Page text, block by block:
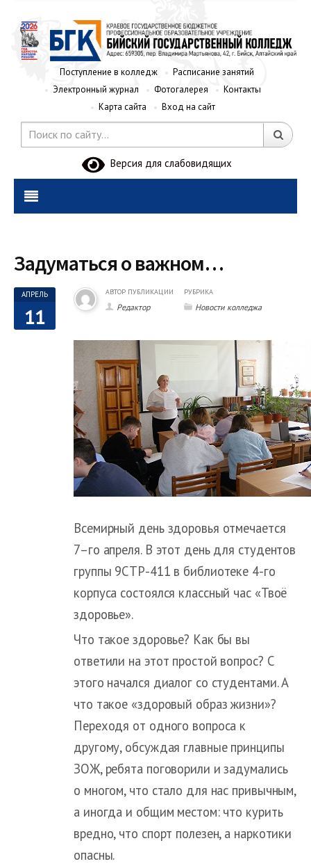
Поступление в колледж
Расписание занятий
Электронный журнал
Фотогалерея
Контакты
Карта сайта
Вход на сайт
Версия для слабовидящих
Задуматься о важном…
АПРЕЛЬ
11
АВТОР ПУБЛИКАЦИИ
Редактор
РУБРИКА
Новости колледжа
Всемирный день здоровья отмечается
7–го апреля. В этот день для студентов
группы 9СТР-411 в библиотеке 4-го
корпуса состоялся классный час «Твоё
здоровье».
Что такое здоровье? Как бы вы
ответили на этот простой вопрос? С
этого начался диалог со студентами. А
что такое «здоровый образ жизни»?
Переходя от одного вопроса к
другому, обсуждая главные принципы
ЗОЖ, ребята поговорили и задумались
о многом, что стало для нас привычным,
а иногда и общим местом: что курить
вредно, что спорт полезен, а наркотики
опасны.